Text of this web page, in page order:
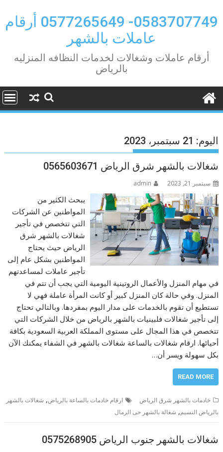
to
content
0583707749- 0577265649 أرقام
عاملات بالشهر
أرقام عاملات وشغالات لخدمات النظافه المنزليه
بالرياض
اليوم: 21 سبتمبر، 2023
شغالات بالشهر شرق الرياض 0565603671
سبتمبر 21, 2023 admin
يبحث الكثير من
المواطنين عن الشركات
التي تتخصص في تأجير
شغالات بالشهر شرق
الرياض حيث يحتاج
المواطنين بشكل عام إلى
تأجير عاملات لمساعدتهم
في مهام المنزل والأعمال الروتينية اليومية التي يجب أن تتم في
المنزل. وفي حالة كان المنزل كبير أو كانت المرأة عاملة فهي لا
تستطيع أن تقوم بالخدمات على مدار اليوم بمفردها. وبالتالي تحتاج
إلى تأجير شغالات فلبينيات بالشهر بالرياض من خلال الشركات التي
تتخصص في هذا المجال على مستوى المملكة العربية السعودية بكافة
أحيائها. ارقام شغالات بالساعة شغالات بالشهر في الشفاء يمكنك الآن
بكل سهولة ويسر أن…
READ MORE
خادمات بالشهر شرق الرياض ارقام خادمات بالساعة بالرياض, شغالات بالشهر
بالرياض النسيم, شغالة بالشهر حى الرمال
شغالات بالشهر جنوب الرياض 0575268905